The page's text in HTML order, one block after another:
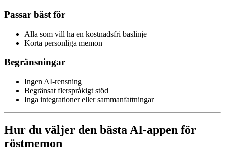
Passar bäst för
Alla som vill ha en kostnadsfri baslinje
Korta personliga memon
Begränsningar
Ingen AI-rensning
Begränsat flerspråkigt stöd
Inga integrationer eller sammanfattningar
Hur du väljer den bästa AI-appen för
röstmemon